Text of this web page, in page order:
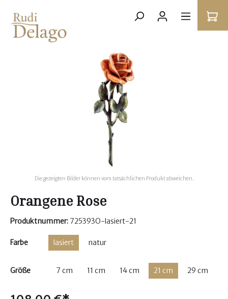
Die gezeigten Bilder können vom tatsächlichen Produkt abweichen.
Orangene Rose
Produktnummer: 725393O-lasiert-21
Farbe lasiert natur
Größe 7 cm 11 cm 14 cm 21 cm 29 cm